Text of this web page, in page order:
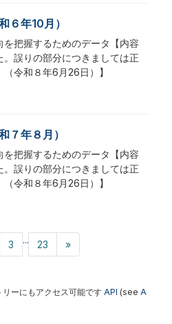
６年10月）
把握するためのデータ【内容
誤りの部分につきましては正
令和８年6月26日）】
７年８月）
把握するためのデータ【内容
誤りの部分につきましては正
令和８年6月26日）】
3 ... 23 »
ーにもアクセス可能です API (see A